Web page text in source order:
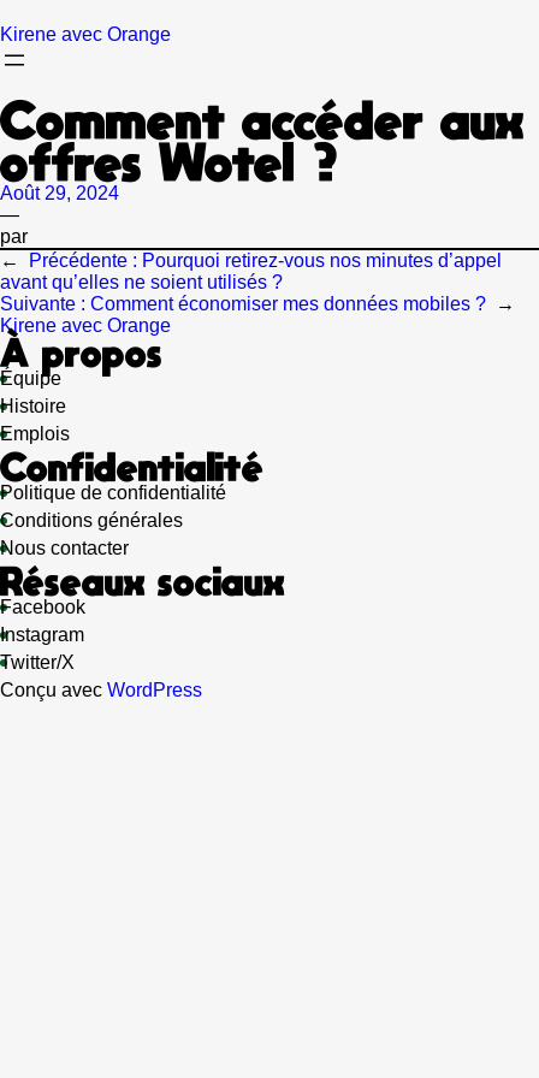
au
contenu
Kirene avec Orange
Comment accéder aux
offres Wotel ?
Août 29, 2024
—
par
←
Précédente : Pourquoi retirez-vous nos minutes d’appel
avant qu’elles ne soient utilisés ?
Suivante : Comment économiser mes données mobiles ?
→
Kirene avec Orange
À propos
Équipe
Histoire
Emplois
Confidentialité
Politique de confidentialité
Conditions générales
Nous contacter
Réseaux sociaux
Facebook
Instagram
Twitter/X
Conçu avec WordPress